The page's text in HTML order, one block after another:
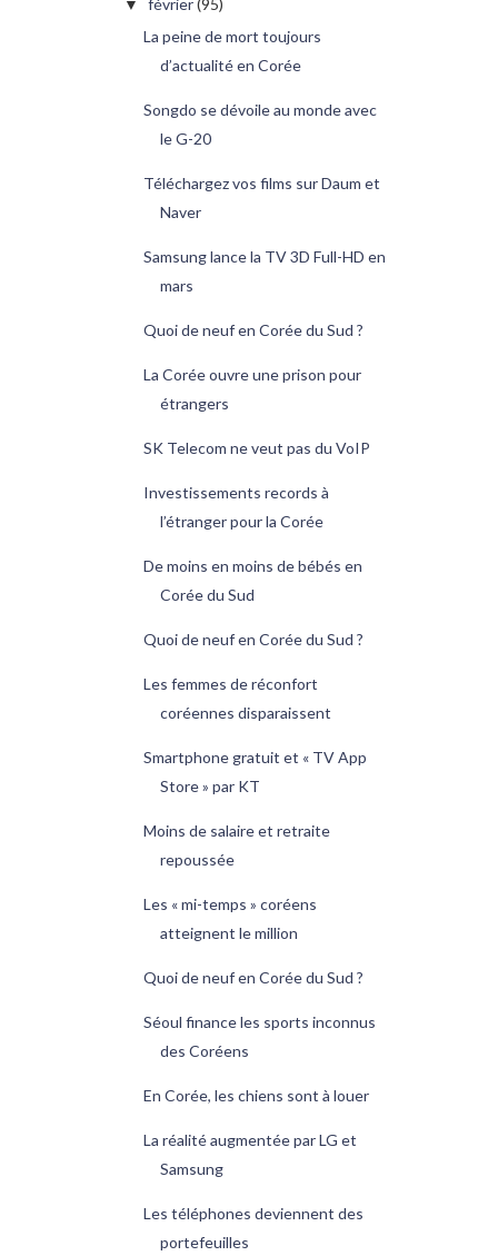
▼
La peine de mort toujours
d’actualité en Corée
Songdo se dévoile au monde avec
le G-20
Téléchargez vos films sur Daum et
Naver
Samsung lance la TV 3D Full-HD en
mars
Quoi de neuf en Corée du Sud ?
La Corée ouvre une prison pour
étrangers
SK Telecom ne veut pas du VoIP
Investissements records à
l’étranger pour la Corée
De moins en moins de bébés en
Corée du Sud
Quoi de neuf en Corée du Sud ?
Les femmes de réconfort
coréennes disparaissent
Smartphone gratuit et « TV App
Store » par KT
Moins de salaire et retraite
repoussée
Les « mi-temps » coréens
atteignent le million
Quoi de neuf en Corée du Sud ?
Séoul finance les sports inconnus
des Coréens
En Corée, les chiens sont à louer
La réalité augmentée par LG et
Samsung
Les téléphones deviennent des
portefeuilles